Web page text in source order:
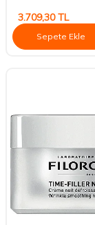
3.709,30TL
Sepete Ekle